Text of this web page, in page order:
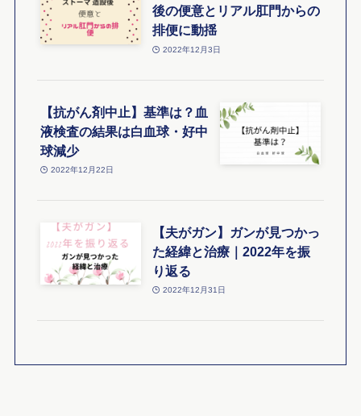
後の便意とリアル肛門からの
排便に動揺
2022年12月3日
【抗がん剤中止】基準は？血
液検査の結果は白血球・好中
球減少
2022年12月22日
【夫がガン】ガンが見つかっ
た経緯と治療｜2022年を振
り返る
2022年12月31日